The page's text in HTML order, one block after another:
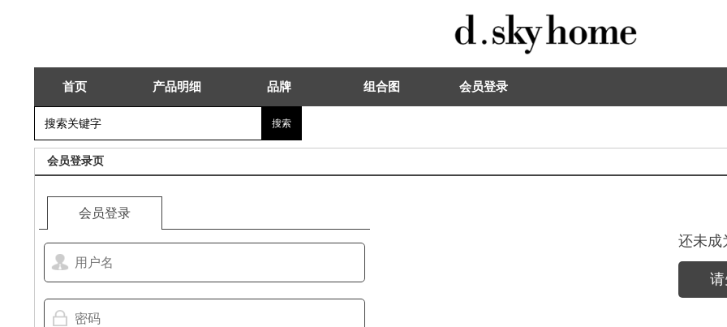
首页 产品明细 品牌 组合图 会员登录
会员登录页
会员登录
还未成